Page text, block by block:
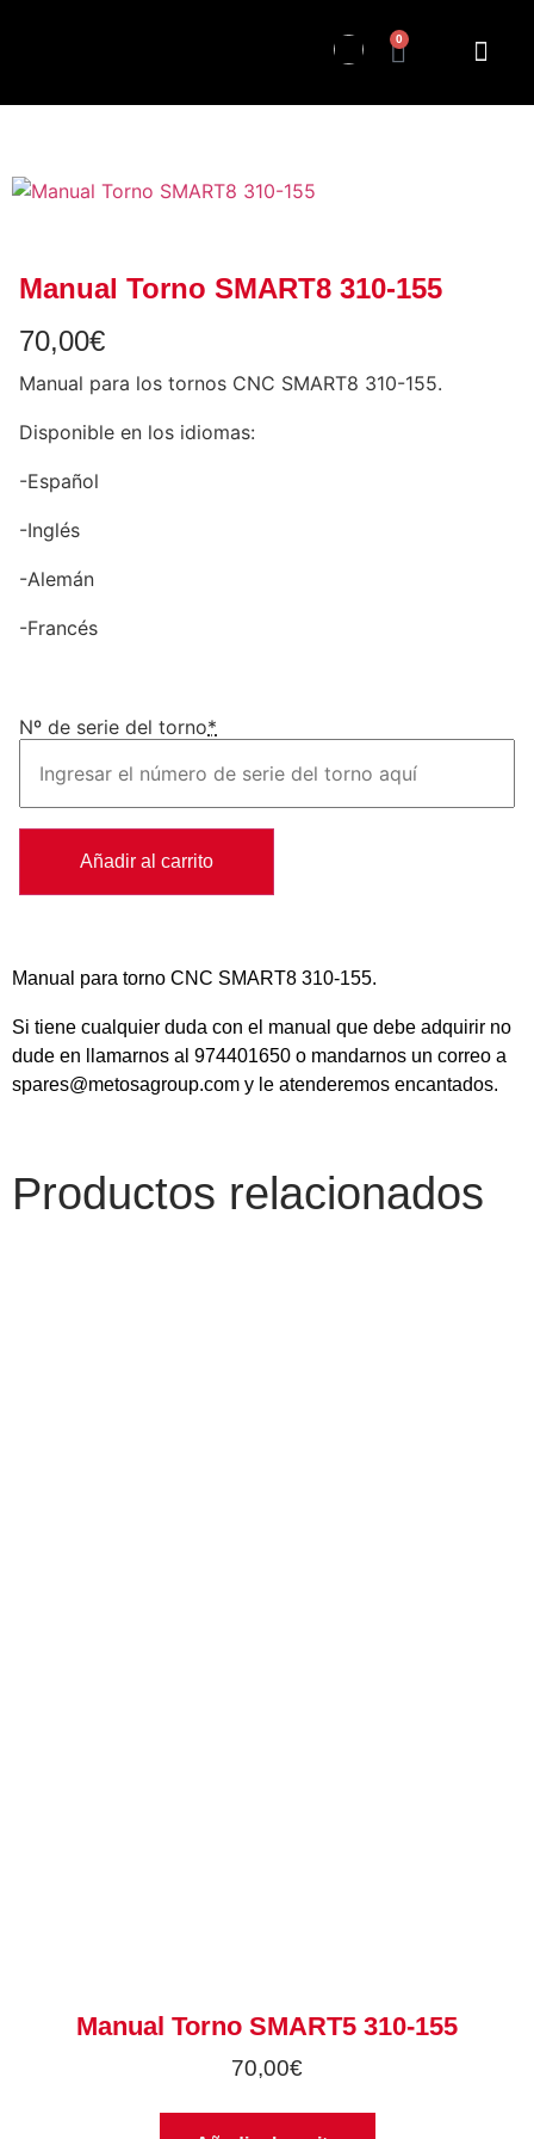
0
Manual Torno SMART8 310-155
70,00€
Manual para los tornos CNC SMART8 310-155.
Disponible en los idiomas:
-Español
-Inglés
-Alemán
-Francés
Nº de serie del torno*
Añadir al carrito
Manual para torno CNC SMART8 310-155.
Si tiene cualquier duda con el manual que debe adquirir no
dude en llamarnos al 974401650 o mandarnos un correo a
spares@metosagroup.com y le atenderemos encantados.
Productos relacionados
Manual Torno SMART5 310-155
70,00€